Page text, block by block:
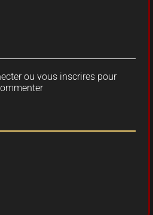
ou vous inscrires pour